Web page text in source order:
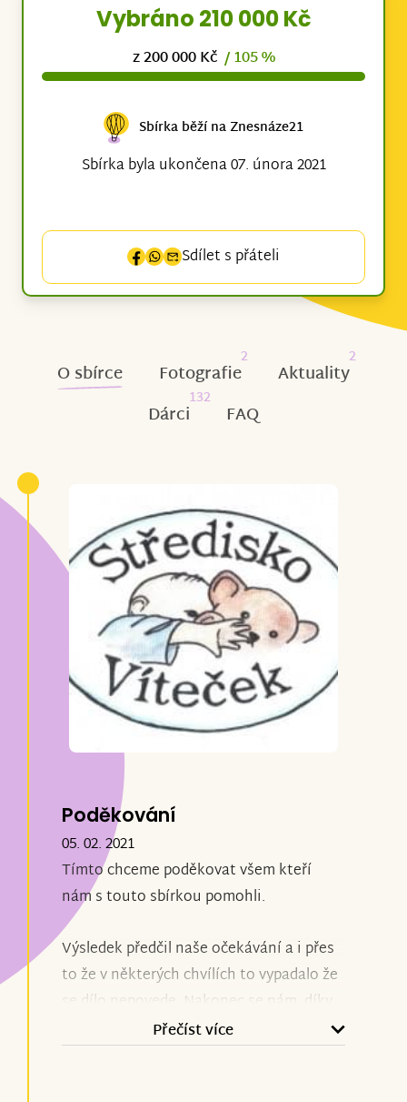
Vybráno 210 000 Kč
z 200 000 Kč / 105 %
Sbírka běží na Znesnáze21
Sbírka byla ukončena 07. února 2021
Sdílet s přáteli
O sbírce Fotografie
2
Aktuality
2
Dárci
132
FAQ
Poděkování
05. 02. 2021
Tímto chceme poděkovat všem kteří
nám s touto sbírkou pomohli.
Výsledek předčil naše očekávání a i přes
to že v některých chvílích to vypadalo že
se dílo nepovede. Nakonec se nám, díky
vám, podařilo vybrat dokonce více než
Přečíst více